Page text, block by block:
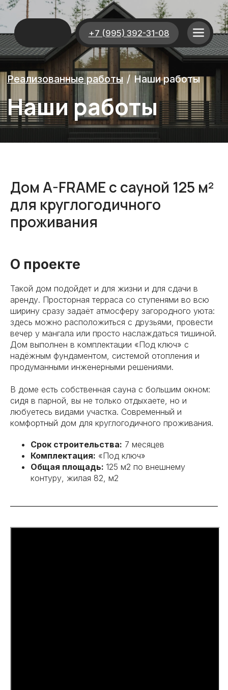
+7 (995) 392-31-08
Наши работы
Наши работы
/
Реализованные работы
Дом A-FRAME с сауной 125 м²
для круглогодичного
проживания
О проекте
Такой дом подойдет и для жизни и для сдачи в
аренду. Просторная терраса со ступенями во всю
ширину сразу задаёт атмосферу загородного уюта:
здесь можно расположиться с друзьями, провести
вечер у мангала или просто наслаждаться тишиной.
Дом выполнен в комплектации «Под ключ» с
надёжным фундаментом, системой отопления и
продуманными инженерными решениями.
В доме есть собственная сауна с большим окном:
сидя в парной, вы не только отдыхаете, но и
любуетесь видами участка. Современный и
комфортный дом для круглогодичного проживания.
Срок строительства: 7 месяцев
Комплектация: «Под ключ»
Общая площадь: 125 м2 по внешнему
контуру, жилая 82, м2